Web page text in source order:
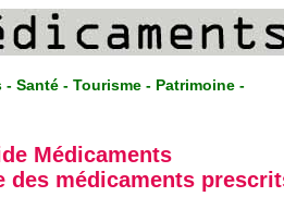
- Santé - Tourisme - Patrimoine -
Médicaments
des médicaments